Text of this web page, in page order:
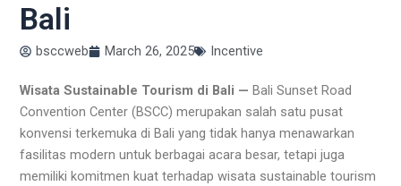
Bali
bsccweb March 26, 2025 Incentive
Wisata Sustainable Tourism di Bali — Bali Sunset Road
Convention Center (BSCC) merupakan salah satu pusat
konvensi terkemuka di Bali yang tidak hanya menawarkan
fasilitas modern untuk berbagai acara besar, tetapi juga
memiliki komitmen kuat terhadap wisata sustainable tourism